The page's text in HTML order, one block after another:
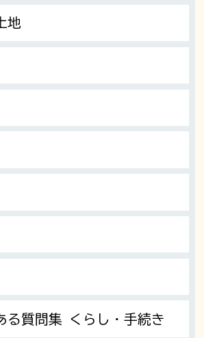
地
る質問集 くらし・手続き